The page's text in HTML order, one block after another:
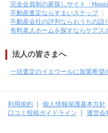
完全会員制の家探しサイト「
不動産査定ならすまいステップ
不動産会社の評判ならおうちの語
有料老人ホームを探すならケアス
法人の皆さまへ
一括査定のイエウールに加盟希望
利用規約 個人情報保護基本方針
口コミ投稿ガイドライン
運営会